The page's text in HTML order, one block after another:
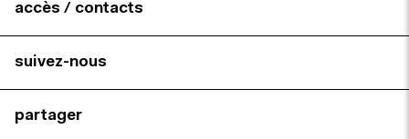
accès / contacts
suivez-nous
partager